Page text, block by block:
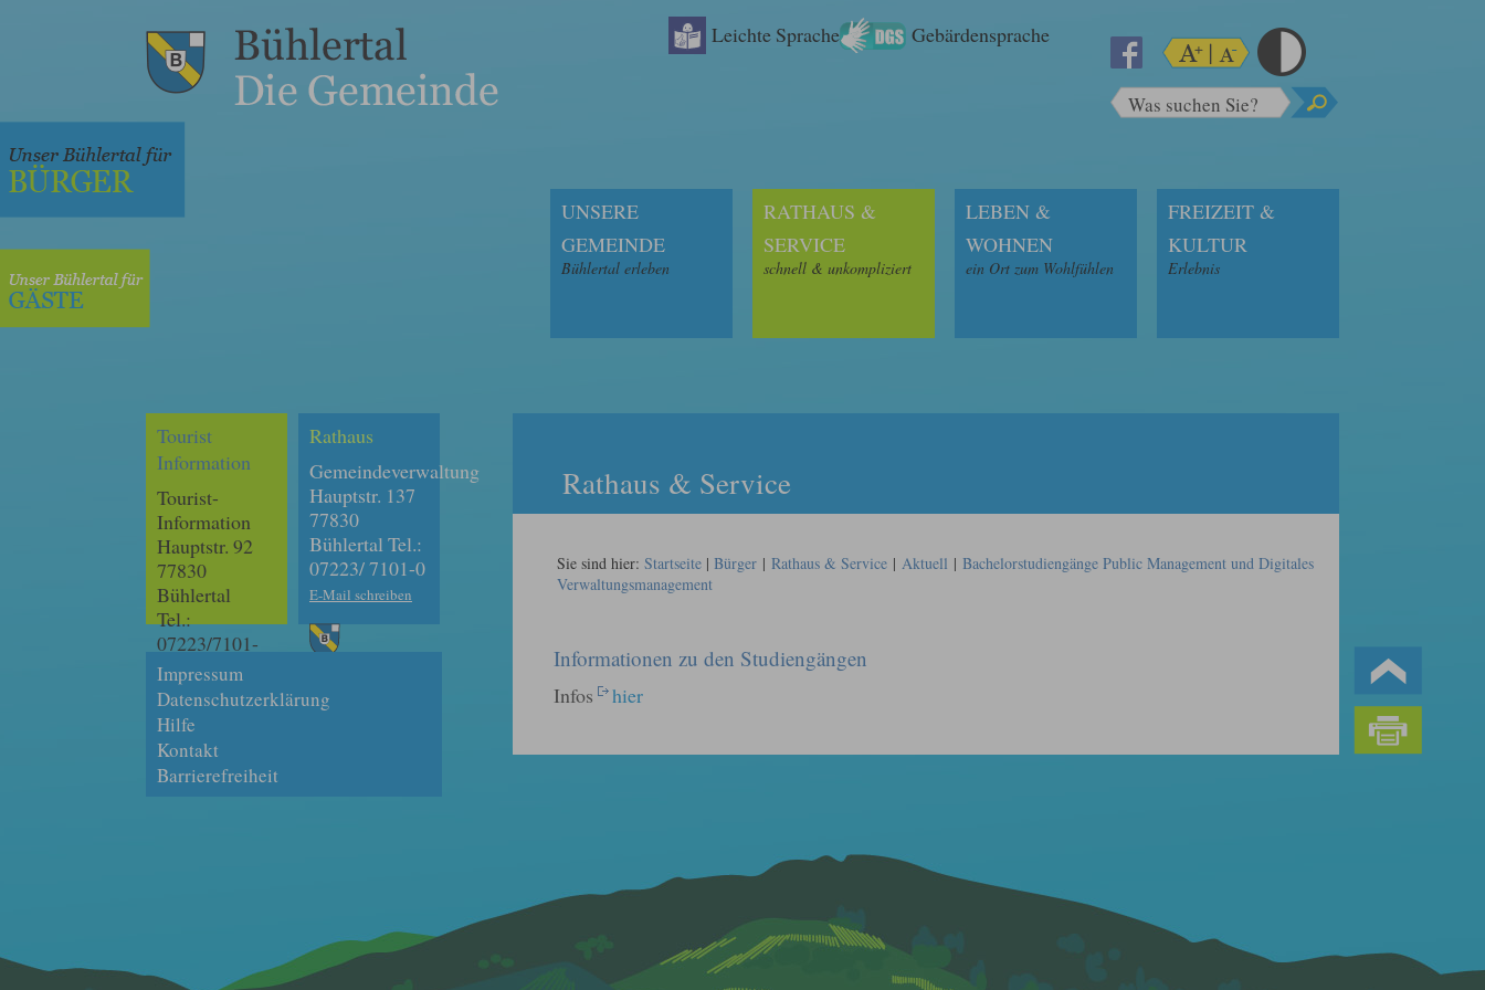
Leichte Sprache Gebärdensprache
Was suchen Sie?
UNSERE
GEMEINDE
Bühlertal erleben
RATHAUS &
SERVICE
schnell & unkompliziert
LEBEN &
WOHNEN
ein Ort zum Wohlfühlen
FREIZEIT &
KULTUR
Erlebnis
Tourist
Information
Tourist-
Information
Hauptstr. 92
77830
Bühlertal
Tel.:
07223/7101-
180
E-Mail schreiben
Rathaus
Gemeindeverwaltung
Hauptstr. 137
77830
Bühlertal Tel.:
07223/ 7101-0
E-Mail schreiben
Impressum
Datenschutzerklärung
Hilfe
Kontakt
Barrierefreiheit
Rathaus & Service
Sie sind hier: Startseite | Bürger| Rathaus & Service| Aktuell | Bachelorstudiengänge Public Management und Digitales
Verwaltungsmanagement
Informationen zu den Studiengängen
Infos hier